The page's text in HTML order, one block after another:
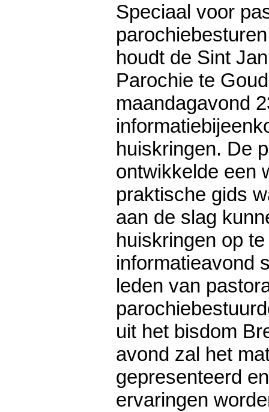
Speciaal voor
houdt de Sint
Parochie te
maandagavond
huiskringen. De
ontwikkelde een
praktische gids
aan de slag
huiskringen op
informatieavond
leden van
uit het bisdom
avond zal het
gepresenteerd
ervaringen